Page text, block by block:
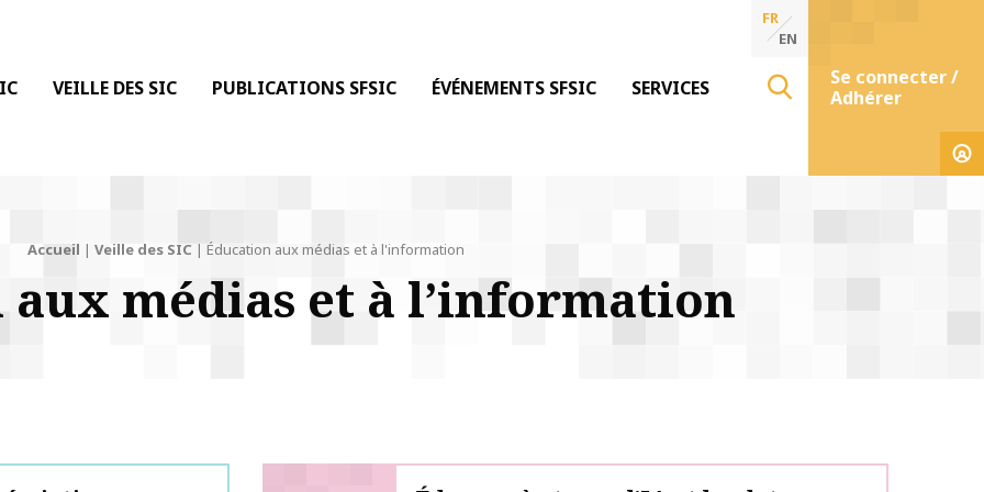
LA COMMUNICATION
VEILLE DES SIC PUBLICATIONS SFSIC ÉVÉNEMENTS SFSIC SERVICES
FR
EN
Se connecter /
Adhérer
Accueil | Veille des SIC | Éducation aux médias et à l'information
médias et à l’information